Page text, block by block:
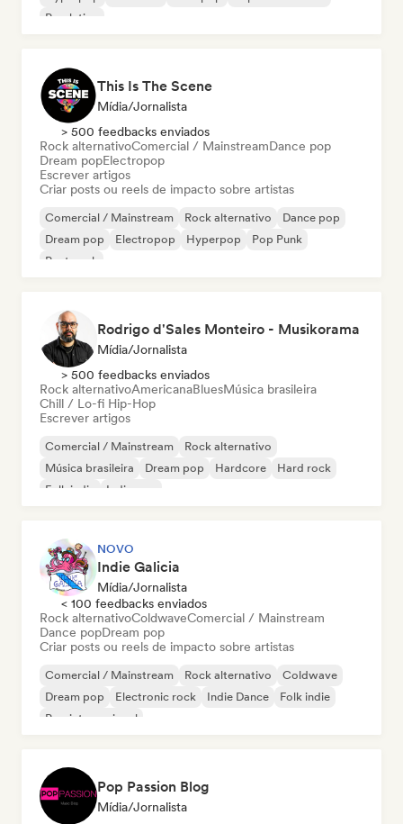
Pop latino
This Is The Scene
Mídia/Jornalista
> 500 feedbacks enviados
Rock alternativoComercial / MainstreamDance pop
Dream popElectropop
Escrever artigos
Criar posts ou reels de impacto sobre artistas
Comercial / Mainstream Rock alternativo
Dance pop
Dream pop
Electropop Hyperpop
Pop Punk
Post punk
Rodrigo d'Sales Monteiro - Musikorama
Mídia/Jornalista
> 500 feedbacks enviados
Rock alternativoAmericanaBluesMúsica brasileira
Chill / Lo-fi Hip-Hop
Escrever artigos
Comercial / Mainstream
Rock alternativo
Música brasileira
Dream pop Hardcore
Hard rock
Folk indie
Indie pop
NOVO
Indie Galicia
Mídia/Jornalista
< 100 feedbacks enviados
Rock alternativoColdwaveComercial / Mainstream
Dance popDream pop
Criar posts ou reels de impacto sobre artistas
Comercial / Mainstream Rock alternativo
Coldwave
Dream pop
Electronic rock Indie Dance
Folk indie
Pop internacional
Pop Passion Blog
Mídia/Jornalista